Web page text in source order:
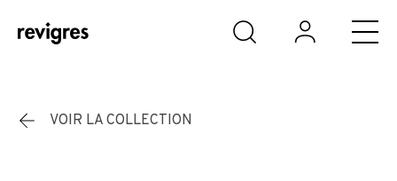
Aller au contenu principal
VOIR LA COLLECTION